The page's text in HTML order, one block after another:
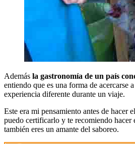
Además la gastronomía de un país
entiendo que es una forma de acercarse
experiencia diferente durante un viaje.
Este era mi pensamiento antes de hacer
puedo certificarlo y te recomiendo hacer
también eres un amante del saboreo.